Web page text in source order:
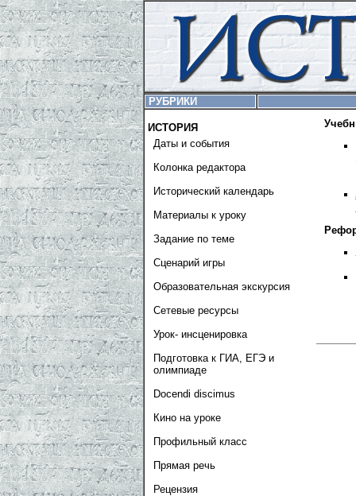
РУБРИКИ
ИСТОРИЯ
Даты и события
Колонка редактора
Исторический календарь
Материалы к уроку
Задание по теме
Сценарий игры
Образовательная экскурсия
Сетевые ресурсы
Урок- инсценировка
Подготовка к ГИА, ЕГЭ и
олимпиаде
Docendi discimus
Кино на уроке
Профильный класс
Прямая речь
Рецензия